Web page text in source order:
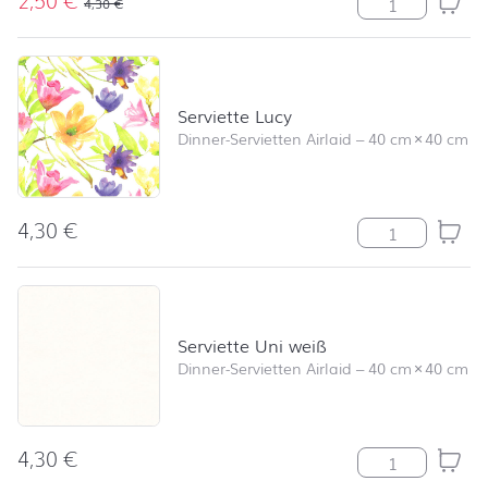
Serviette Lucy
Dinner-Servietten Airlaid –40 cm×40 cm
4,30€ Serviette Lucy
Serviette Uni weiß
Dinner-Servietten Airlaid –40 cm×40 cm
4,30€ Serviette Uni